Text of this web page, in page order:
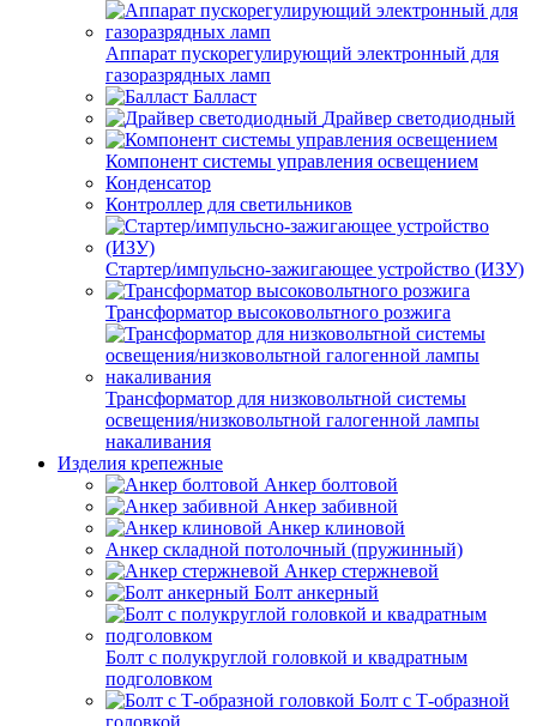
Аппарат пускорегулирующий электронный для
газоразрядных ламп
Балласт
Драйвер светодиодный
Компонент системы управления освещением
Конденсатор
Контроллер для светильников
Стартер/импульсно-зажигающее устройство (ИЗУ)
Трансформатор высоковольтного розжига
Трансформатор для низковольтной системы
освещения/низковольтной галогенной лампы
накаливания
Изделия крепежные
Анкер болтовой
Анкер забивной
Анкер клиновой
Анкер складной потолочный (пружинный)
Анкер стержневой
Болт анкерный
Болт с полукруглой головкой и квадратным
подголовком
Болт с Т-образной
головкой